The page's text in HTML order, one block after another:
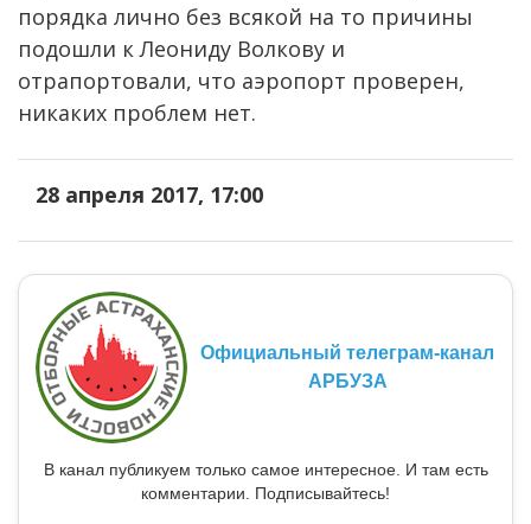
порядка лично без всякой на то причины
подошли к Леониду Волкову и
отрапортовали, что аэропорт проверен,
никаких проблем нет.
28 апреля 2017, 17:00
Официальный телеграм-канал
АРБУЗА
В канал публикуем только самое интересное. И там есть
комментарии. Подписывайтесь!